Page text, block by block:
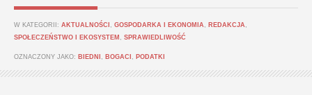
W KATEGORII: AKTUALNOŚCI GOSPODARKA I EKONOMIA REDAKCJA
SPOŁECZEŃSTWO I EKOSYSTEM
SPRAWIEDLIWOŚĆ
OZNACZONY JAKO: BIEDNI BOGACI PODATKI